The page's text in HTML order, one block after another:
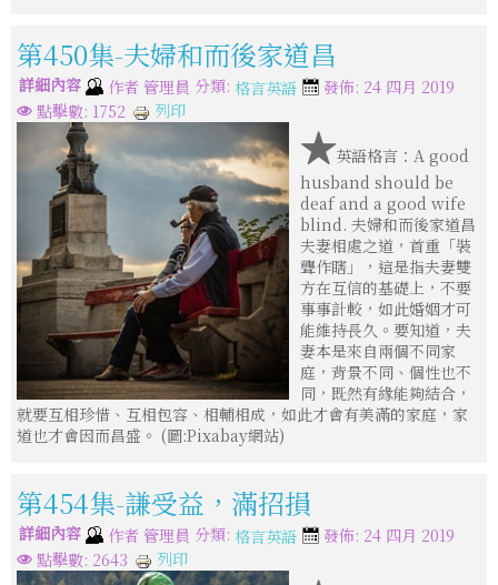
第450集-夫婦和而後家道昌
詳細內容 作者 管理員 分類: 格言英語
發佈: 24 四月 2019
點擊數: 1752
列印
★英語格言：A good
husband should be
deaf and a good wife
blind. 夫婦和而後家道昌
夫妻相處之道，首重「裝
聾作瞎」，這是指夫妻雙
方在互信的基礎上，不要
事事計較，如此婚姻才可
能維持長久。要知道，夫
妻本是來自兩個不同家
庭，背景不同、個性也不
同，既然有緣能夠結合，
就要互相珍惜、互相包容、相輔相成，如此才會有美滿的家庭，家
道也才會因而昌盛。 (圖:Pixabay網站)
第454集-謙受益，滿招損
詳細內容 作者 管理員 分類: 格言英語
發佈: 24 四月 2019
點擊數: 2643
列印